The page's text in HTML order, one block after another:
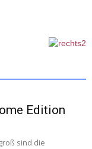
Edition
sind die